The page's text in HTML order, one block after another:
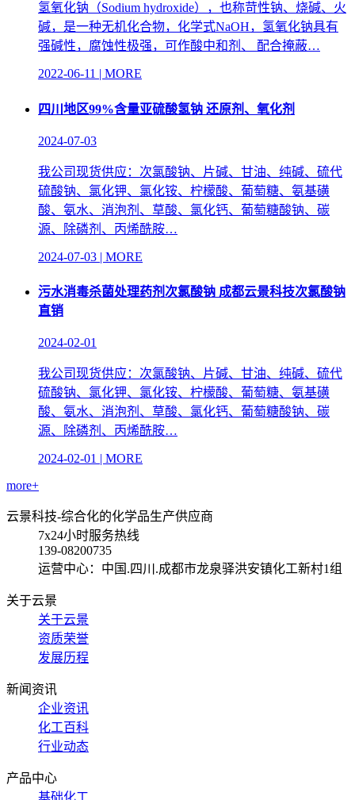
氢氧化钠（Sodium hydroxide），也称苛性钠、烧碱、火
碱，是一种无机化合物，化学式NaOH，氢氧化钠具有
强碱性，腐蚀性极强，可作酸中和剂、 配合掩蔽…
2022-06-11 | MORE
四川地区99%含量亚硫酸氢钠 还原剂、氧化剂
2024-07-03
我公司现货供应：次氯酸钠、片碱、甘油、纯碱、硫代
硫酸钠、氯化钾、氯化铵、柠檬酸、葡萄糖、氨基磺
酸、氨水、消泡剂、草酸、氯化钙、葡萄糖酸钠、碳
源、除磷剂、丙烯酰胺…
2024-07-03 | MORE
污水消毒杀菌处理药剂次氯酸钠 成都云景科技次氯酸钠
直销
2024-02-01
我公司现货供应：次氯酸钠、片碱、甘油、纯碱、硫代
硫酸钠、氯化钾、氯化铵、柠檬酸、葡萄糖、氨基磺
酸、氨水、消泡剂、草酸、氯化钙、葡萄糖酸钠、碳
源、除磷剂、丙烯酰胺…
2024-02-01 | MORE
more+
云景科技-综合化的化学品生产供应商
7x24小时服务热线
139-08200735
运营中心：中国.四川.成都市龙泉驿洪安镇化工新村1组
关于云景
关于云景
资质荣誉
发展历程
新闻资讯
企业资讯
化工百科
行业动态
产品中心